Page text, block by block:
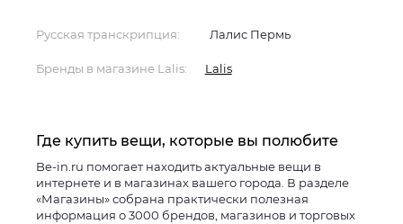
Русская транскрипция: Лалис Пермь
Бренды в магазине Lalis: Lalis
Где купить вещи, которые вы полюбите
Be-in.ru помогает находить актуальные вещи в
интернете и в магазинах вашего города. В разделе
«Магазины» собрана практически полезная
информация о 3000 брендов, магазинов и торговых